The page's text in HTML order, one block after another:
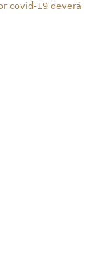
covid-19 deverá